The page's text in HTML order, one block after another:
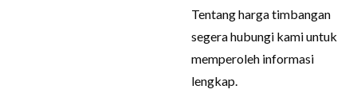
Tentang harga timbangan
segera hubungi kami untuk
memperoleh informasi
lengkap.